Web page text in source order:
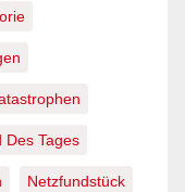
Des Tages
Netzfundstück